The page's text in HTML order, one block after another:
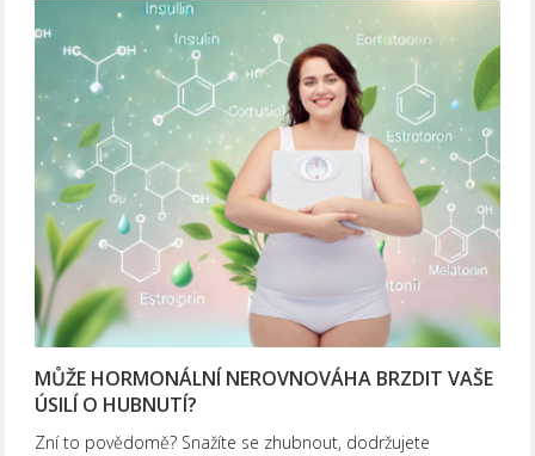
MŮŽE HORMONÁLNÍ NEROVNOVÁHA BRZDIT VAŠE
ÚSILÍ O HUBNUTÍ?
Zní to povědomě? Snažíte se zhubnout, dodržujete